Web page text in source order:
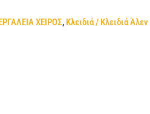
ΕΡΓΑΛΕΙΑ ΧΕΙΡΟΣ, Κλειδιά / Κλειδιά Άλεν